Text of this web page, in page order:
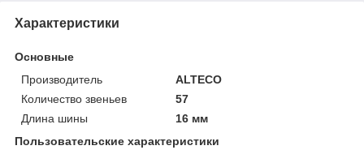
Характеристики
Основные
Производитель
ALTECO
Количество звеньев
57
Длина шины
16 мм
Пользовательские характеристики